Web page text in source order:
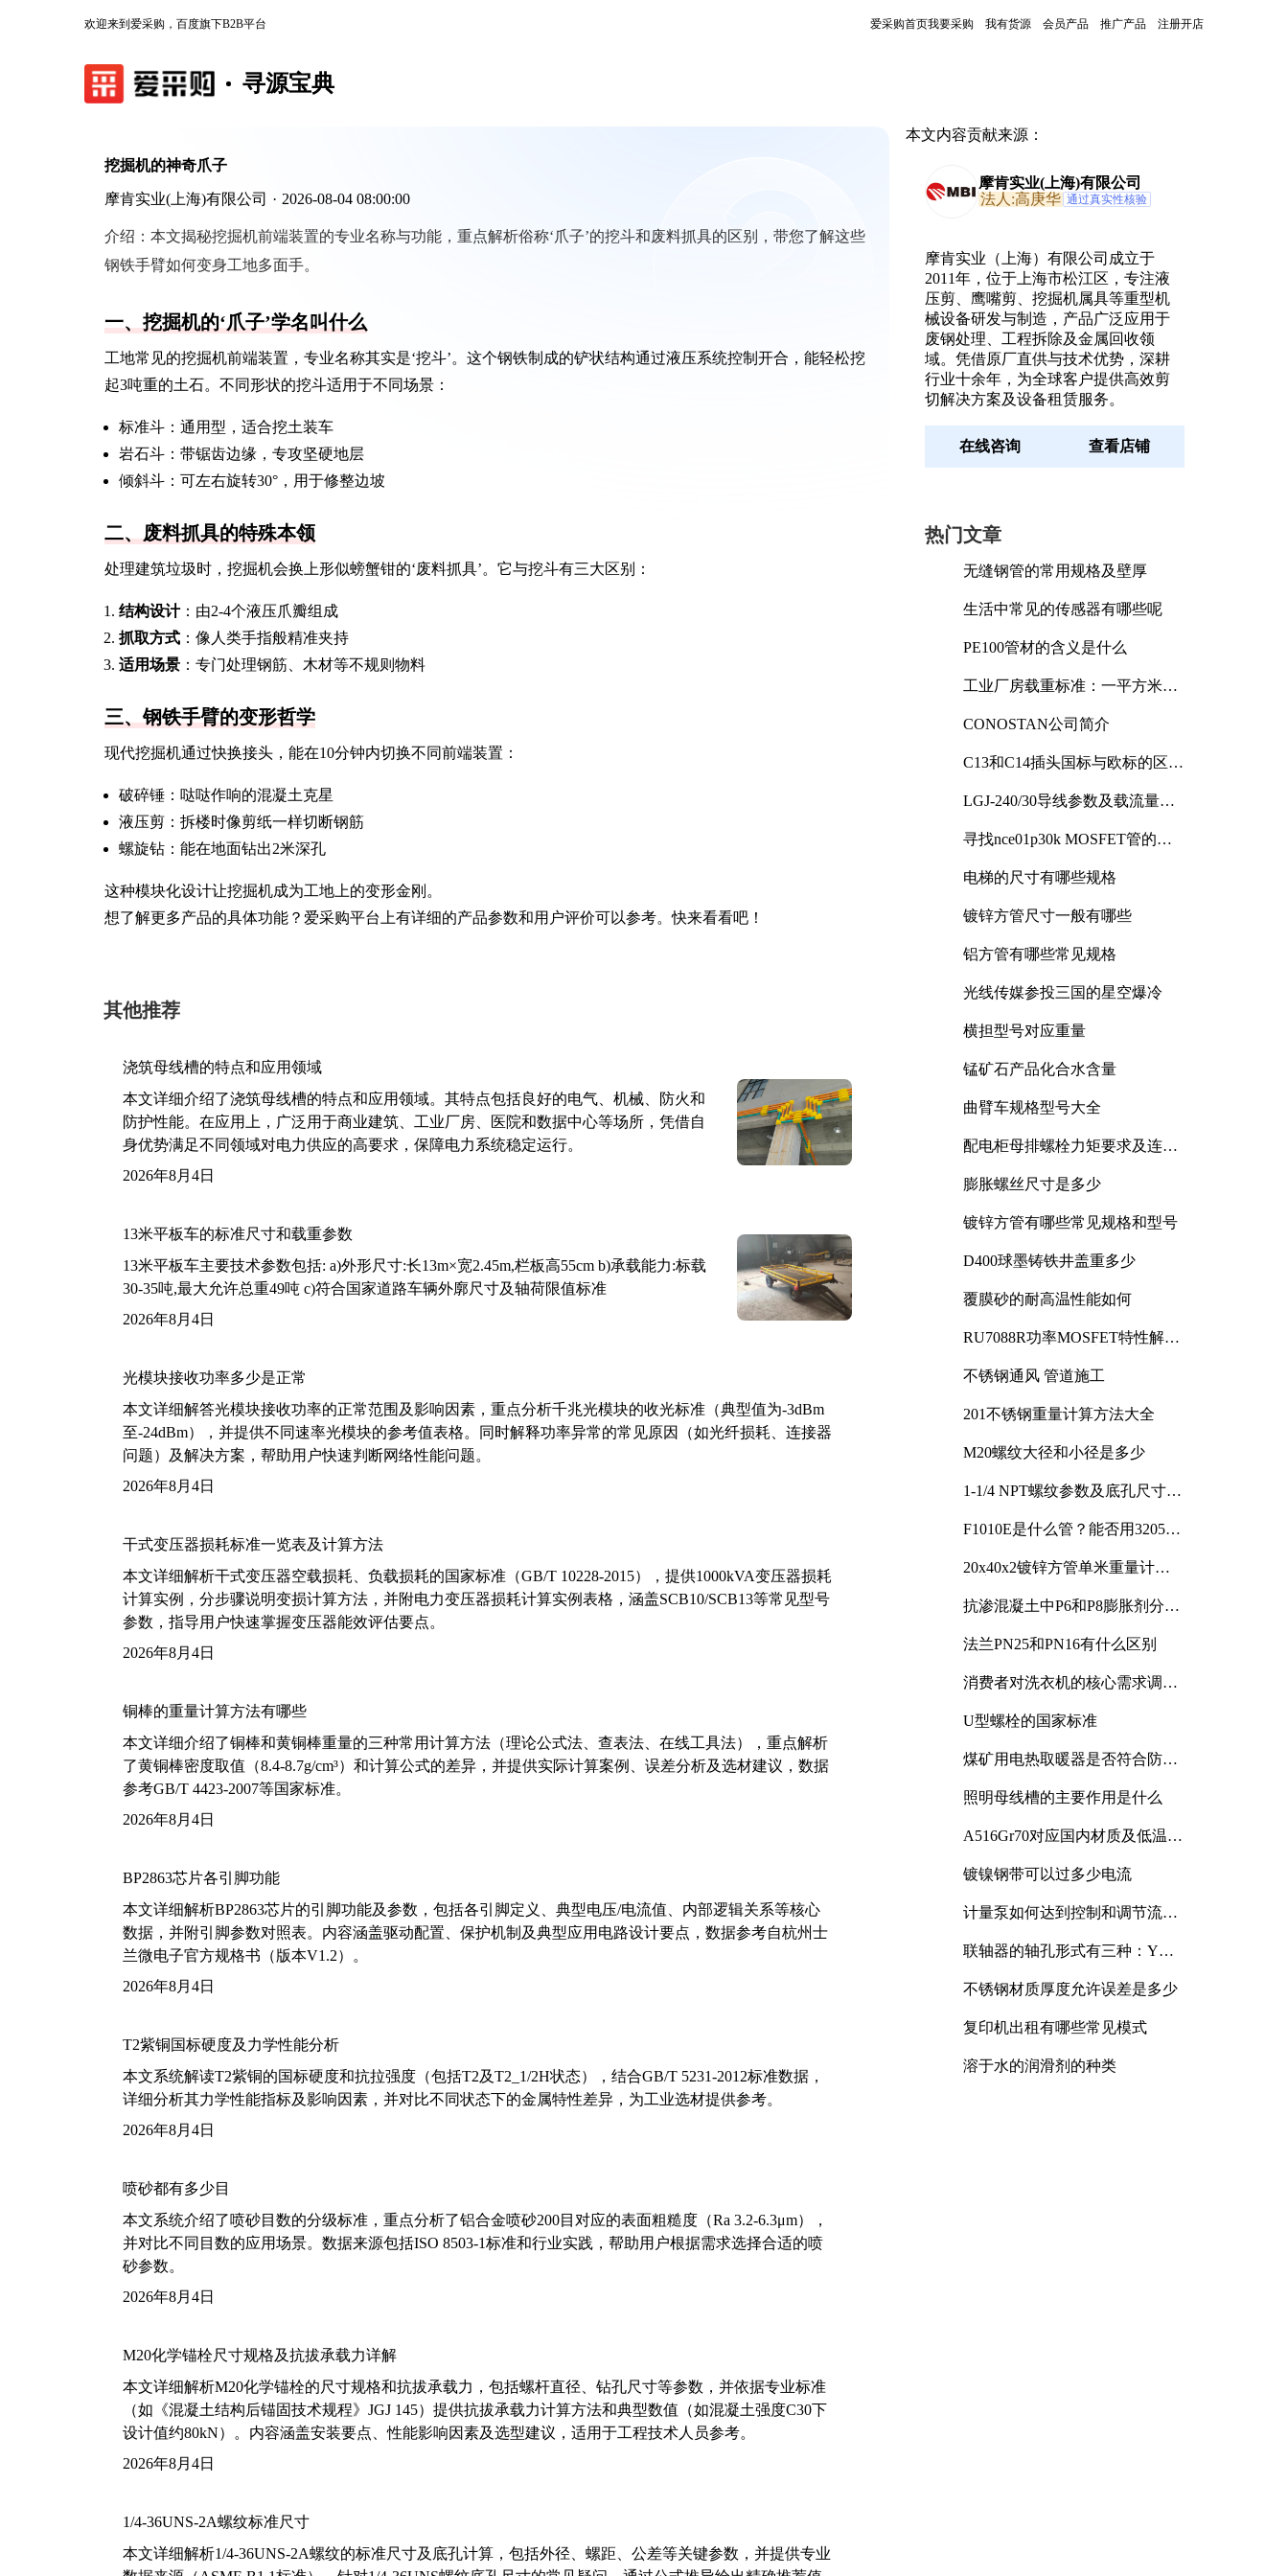
欢迎来到爱采购，百度旗下B2B平台 爱采购首页我要采购 我有货源 会员产品 推广产品 注册开店
寻源宝典
挖掘机的神奇爪子
摩肯实业(上海)有限公司 · 2026-08-04 08:00:00
介绍： 本文揭秘挖掘机前端装置的专业名称与功能，重点解析俗称‘爪子’的挖斗和废料抓具的区别，带您了解这些
钢铁手臂如何变身工地多面手。
一、挖掘机的‘爪子’学名叫什么
工地常见的挖掘机前端装置，专业名称其实是‘挖斗’。这个钢铁制成的铲状结构通过液压系统控制开合，能轻松挖
起3吨重的土石。不同形状的挖斗适用于不同场景：
标准斗：通用型，适合挖土装车
岩石斗：带锯齿边缘，专攻坚硬地层
倾斜斗：可左右旋转30°，用于修整边坡
二、废料抓具的特殊本领
处理建筑垃圾时，挖掘机会换上形似螃蟹钳的‘废料抓具’。它与挖斗有三大区别：
结构设计：由2-4个液压爪瓣组成
抓取方式 ：像人类手指般精准夹持
适用场景 ：专门处理钢筋、木材等不规则物料
三、钢铁手臂的变形哲学
现代挖掘机通过快换接头，能在10分钟内切换不同前端装置：
破碎锤：哒哒作响的混凝土克星
液压剪：拆楼时像剪纸一样切断钢筋
螺旋钻：能在地面钻出2米深孔
这种模块化设计让挖掘机成为工地上的变形金刚。
想了解更多产品的具体功能？爱采购平台上有详细的产品参数和用户评价可以参考。快来看看吧！
其他推荐
浇筑母线槽的特点和应用领域
本文详细介绍了浇筑母线槽的特点和应用领域。其特点包括良好的电气、机械、防火和
防护性能。在应用上，广泛用于商业建筑、工业厂房、医院和数据中心等场所，凭借自
身优势满足不同领域对电力供应的高要求，保障电力系统稳定运行。
2026年8月4日
13米平板车的标准尺寸和载重参数
13米平板车主要技术参数包括: a)外形尺寸:长13m×宽2.45m,栏板高55cm b)承载能力:标载
30-35吨,最大允许总重49吨 c)符合国家道路车辆外廓尺寸及轴荷限值标准
2026年8月4日
光模块接收功率多少是正常
本文详细解答光模块接收功率的正常范围及影响因素，重点分析千兆光模块的收光标准（典型值为-3dBm
至-24dBm），并提供不同速率光模块的参考值表格。同时解释功率异常的常见原因（如光纤损耗、连接器
问题）及解决方案，帮助用户快速判断网络性能问题。
2026年8月4日
干式变压器损耗标准一览表及计算方法
本文详细解析干式变压器空载损耗、负载损耗的国家标准（GB/T 10228-2015），提供1000kVA变压器损耗
计算实例，分步骤说明变损计算方法，并附电力变压器损耗计算实例表格，涵盖SCB10/SCB13等常见型号
参数，指导用户快速掌握变压器能效评估要点。
2026年8月4日
铜棒的重量计算方法有哪些
本文详细介绍了铜棒和黄铜棒重量的三种常用计算方法（理论公式法、查表法、在线工具法），重点解析
了黄铜棒密度取值（8.4-8.7g/cm³）和计算公式的差异，并提供实际计算案例、误差分析及选材建议，数据
参考GB/T 4423-2007等国家标准。
2026年8月4日
BP2863芯片各引脚功能
本文详细解析BP2863芯片的引脚功能及参数，包括各引脚定义、典型电压/电流值、内部逻辑关系等核心
数据，并附引脚参数对照表。内容涵盖驱动配置、保护机制及典型应用电路设计要点，数据参考自杭州士
兰微电子官方规格书（版本V1.2）。
2026年8月4日
T2紫铜国标硬度及力学性能分析
本文系统解读T2紫铜的国标硬度和抗拉强度（包括T2及T2_1/2H状态），结合GB/T 5231-2012标准数据，
详细分析其力学性能指标及影响因素，并对比不同状态下的金属特性差异，为工业选材提供参考。
2026年8月4日
喷砂都有多少目
本文系统介绍了喷砂目数的分级标准，重点分析了铝合金喷砂200目对应的表面粗糙度（Ra 3.2-6.3μm），
并对比不同目数的应用场景。数据来源包括ISO 8503-1标准和行业实践，帮助用户根据需求选择合适的喷
砂参数。
2026年8月4日
M20化学锚栓尺寸规格及抗拔承载力详解
本文详细解析M20化学锚栓的尺寸规格和抗拔承载力，包括螺杆直径、钻孔尺寸等参数，并依据专业标准
（如《混凝土结构后锚固技术规程》JGJ 145）提供抗拔承载力计算方法和典型数值（如混凝土强度C30下
设计值约80kN）。内容涵盖安装要点、性能影响因素及选型建议，适用于工程技术人员参考。
2026年8月4日
1/4-36UNS-2A螺纹标准尺寸
本文详细解析1/4-36UNS-2A螺纹的标准尺寸及底孔计算，包括外径、螺距、公差等关键参数，并提供专业
本文内容贡献来源：
摩肯实业(上海)有限公司
法人:高庚华 通过真实性核验
摩肯实业（上海）有限公司成立于
2011年，位于上海市松江区，专注液
压剪、鹰嘴剪、挖掘机属具等重型机
械设备研发与制造，产品广泛应用于
废钢处理、工程拆除及金属回收领
域。凭借原厂直供与技术优势，深耕
行业十余年，为全球客户提供高效剪
切解决方案及设备租赁服务。
在线咨询 查看店铺
热门文章
无缝钢管的常用规格及壁厚
生活中常见的传感器有哪些呢
PE100管材的含义是什么
工业厂房载重标准：一平方米能
CONOSTAN公司简介
C13和C14插头国标与欧标的区别
LGJ-240/30导线参数及载流量解
寻找nce01p30k MOSFET管的合
电梯的尺寸有哪些规格
镀锌方管尺寸一般有哪些
铝方管有哪些常见规格
光线传媒参投三国的星空爆冷
横担型号对应重量
锰矿石产品化合水含量
曲臂车规格型号大全
配电柜母排螺栓力矩要求及连接
膨胀螺丝尺寸是多少
镀锌方管有哪些常见规格和型号
D400球墨铸铁井盖重多少
覆膜砂的耐高温性能如何
RU7088R功率MOSFET特性解析
不锈钢通风 管道施工
201不锈钢重量计算方法大全
M20螺纹大径和小径是多少
1-1/4 NPT螺纹参数及底孔尺寸详
F1010E是什么管？能否用3205或
20x40x2镀锌方管单米重量计算
抗渗混凝土中P6和P8膨胀剂分别
法兰PN25和PN16有什么区别
消费者对洗衣机的核心需求调研
U型螺栓的国家标准
煤矿用电热取暖器是否符合防爆
照明母线槽的主要作用是什么
A516Gr70对应国内材质及低温冲
镀镍钢带可以过多少电流
计量泵如何达到控制和调节流量
联轴器的轴孔形式有三种：Y
不锈钢材质厚度允许误差是多少
复印机出租有哪些常见模式
溶于水的润滑剂的种类